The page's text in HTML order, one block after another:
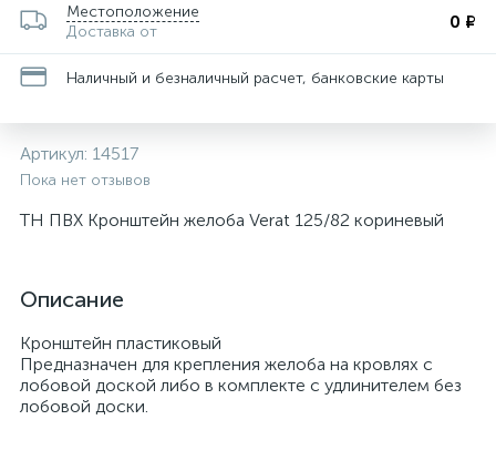
Местоположение
Доставка от
0 ₽
Наличный и безналичный расчет, банковские карты
Артикул: 14517
Пока нет отзывов
ТН ПВХ Кронштейн желоба Verat 125/82 кориневый
Описание
Кронштейн пластиковый
Предназначен для крепления желоба на кровлях с
лобовой доской либо в комплекте с удлинителем без
лобовой доски.